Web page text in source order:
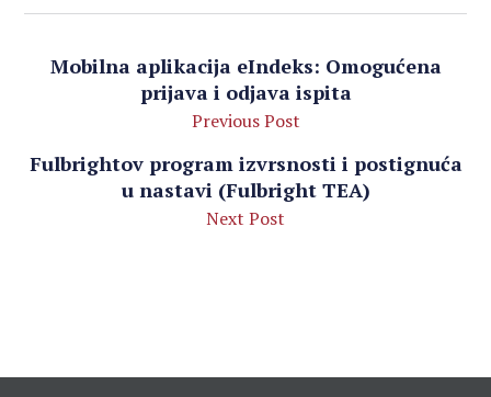
Mobilna aplikacija eIndeks: Omogućena
prijava i odjava ispita
Previous Post
Fulbrightov program izvrsnosti i postignuća
u nastavi (Fulbright TEA)
Next Post